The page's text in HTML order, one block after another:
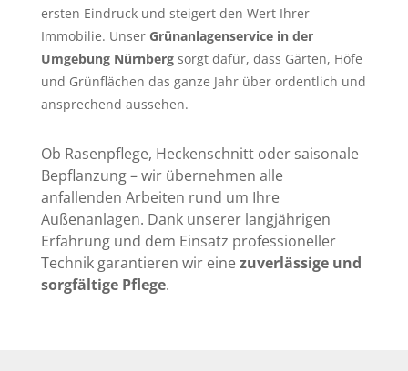
ersten Eindruck und steigert den Wert Ihrer
Immobilie. Unser Grünanlagenservice in der
Umgebung Nürnbergsorgt dafür, dass Gärten, Höfe
und Grünflächen das ganze Jahr über ordentlich und
ansprechend aussehen.
Ob Rasenpflege, Heckenschnitt oder saisonale
Bepflanzung – wir übernehmen alle
anfallenden Arbeiten rund um Ihre
Außenanlagen. Dank unserer langjährigen
Erfahrung und dem Einsatz professioneller
Technik garantieren wir einezuverlässige und
sorgfältige Pflege.